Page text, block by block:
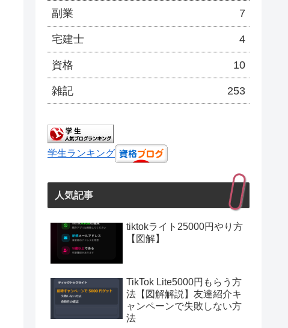
副業 7
宅建士 4
資格 10
雑記 253
学生ランキング
人気記事
tiktokライト25000円やり方
【図解】
TikTok Lite5000円もらう方
法【図解解説】友達紹介キ
ャンペーンで失敗しない方
法